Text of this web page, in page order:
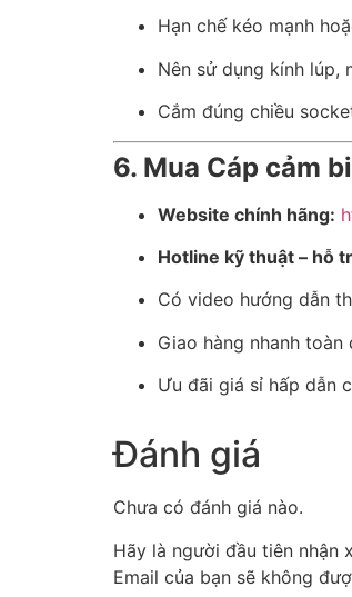
Hạn chế kéo mạnh
Nên sử dụng kính lúp,
Cắm đúng chiều
6. Mua Cáp cảm
Website chính hãng:
Hotline kỹ thuật – hỗ
Có video hướng dẫn
Giao hàng nhanh
Ưu đãi giá sỉ hấp dẫn
Đánh giá
Chưa có đánh giá nào.
Hãy là người đầu tiên nhận
Email của bạn sẽ không